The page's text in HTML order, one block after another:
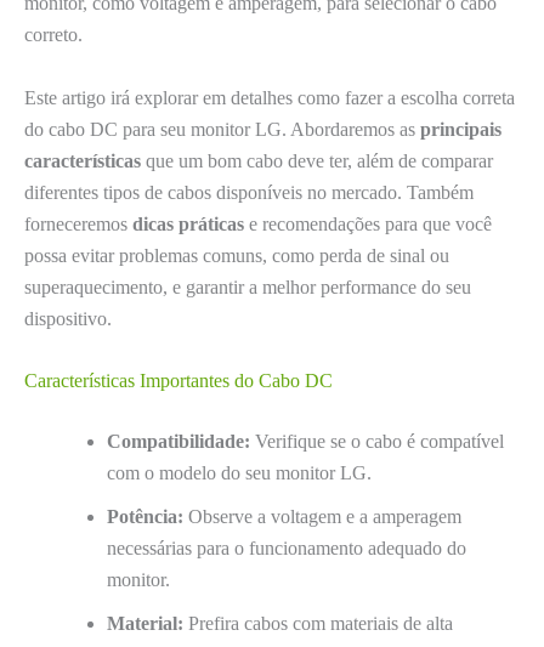
correto.
Este artigo irá explorar em detalhes como fazer a escolha correta
do cabo DC para seu monitor LG. Abordaremos as principais
características que um bom cabo deve ter, além de comparar
diferentes tipos de cabos disponíveis no mercado. Também
forneceremos dicas práticas e recomendações para que você
possa evitar problemas comuns, como perda de sinal ou
superaquecimento, e garantir a melhor performance do seu
dispositivo.
Características Importantes do Cabo DC
Compatibilidade: Verifique se o cabo é compatível
com o modelo do seu monitor LG.
Potência: Observe a voltagem e a amperagem
necessárias para o funcionamento adequado do
monitor.
Material: Prefira cabos com materiais de alta